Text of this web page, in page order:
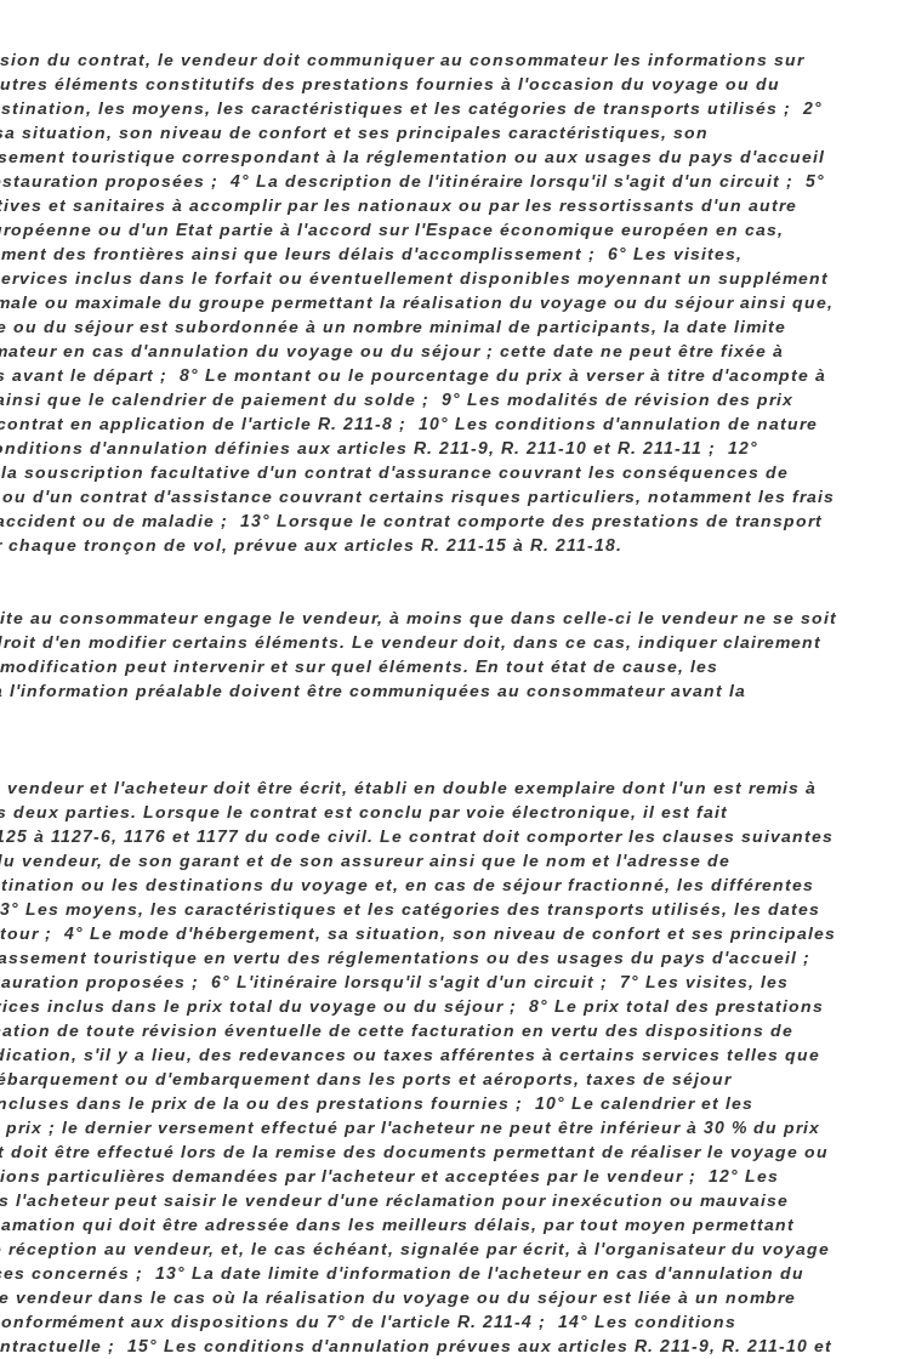
du contrat, le vendeur doit communiquer au consommateur les informations sur
éléments constitutifs des prestations fournies à l'occasion du voyage ou du
les moyens, les caractéristiques et les catégories de transports utilisés ; 2°
situation, son niveau de confort et ses principales caractéristiques, son
touristique correspondant à la réglementation ou aux usages du pays d'accueil
proposées ; 4° La description de l'itinéraire lorsqu'il s'agit d'un circuit ; 5°
et sanitaires à accomplir par les nationaux ou par les ressortissants d'un autre
ou d'un Etat partie à l'accord sur l'Espace économique européen en cas,
des frontières ainsi que leurs délais d'accomplissement ; 6° Les visites,
inclus dans le forfait ou éventuellement disponibles moyennant un supplément
ou maximale du groupe permettant la réalisation du voyage ou du séjour ainsi que,
ou du séjour est subordonnée à un nombre minimal de participants, la date limite
en cas d'annulation du voyage ou du séjour ; cette date ne peut être fixée à
le départ ; 8° Le montant ou le pourcentage du prix à verser à titre d'acompte à
que le calendrier de paiement du solde ; 9° Les modalités de révision des prix
en application de l'article R. 211-8 ; 10° Les conditions d'annulation de nature
d'annulation définies aux articles R. 211-9, R. 211-10 et R. 211-11 ; 12°
souscription facultative d'un contrat d'assurance couvrant les conséquences de
d'un contrat d'assistance couvrant certains risques particuliers, notamment les frais
ou de maladie ; 13° Lorsque le contrat comporte des prestations de transport
tronçon de vol, prévue aux articles R. 211-15 à R. 211-18.
au consommateur engage le vendeur, à moins que dans celle-ci le vendeur ne se soit
d'en modifier certains éléments. Le vendeur doit, dans ce cas, indiquer clairement
peut intervenir et sur quel éléments. En tout état de cause, les
préalable doivent être communiquées au consommateur avant la
et l'acheteur doit être écrit, établi en double exemplaire dont l'un est remis à
deux parties. Lorsque le contrat est conclu par voie électronique, il est fait
à 1127-6, 1176 et 1177 du code civil. Le contrat doit comporter les clauses suivantes
vendeur, de son garant et de son assureur ainsi que le nom et l'adresse de
ou les destinations du voyage et, en cas de séjour fractionné, les différentes
Les moyens, les caractéristiques et les catégories des transports utilisés, les dates
; 4° Le mode d'hébergement, sa situation, son niveau de confort et ses principales
touristique en vertu des réglementations ou des usages du pays d'accueil ;
proposées ; 6° L'itinéraire lorsqu'il s'agit d'un circuit ; 7° Les visites, les
inclus dans le prix total du voyage ou du séjour ; 8° Le prix total des prestations
de toute révision éventuelle de cette facturation en vertu des dispositions de
s'il y a lieu, des redevances ou taxes afférentes à certains services telles que
ou d'embarquement dans les ports et aéroports, taxes de séjour
dans le prix de la ou des prestations fournies ; 10° Le calendrier et les
; le dernier versement effectué par l'acheteur ne peut être inférieur à 30 % du prix
doit être effectué lors de la remise des documents permettant de réaliser le voyage ou
particulières demandées par l'acheteur et acceptées par le vendeur ; 12° Les
l'acheteur peut saisir le vendeur d'une réclamation pour inexécution ou mauvaise
qui doit être adressée dans les meilleurs délais, par tout moyen permettant
au vendeur, et, le cas échéant, signalée par écrit, à l'organisateur du voyage
concernés ; 13° La date limite d'information de l'acheteur en cas d'annulation du
vendeur dans le cas où la réalisation du voyage ou du séjour est liée à un nombre
aux dispositions du 7° de l'article R. 211-4 ; 14° Les conditions
; 15° Les conditions d'annulation prévues aux articles R. 211-9, R. 211-10 et